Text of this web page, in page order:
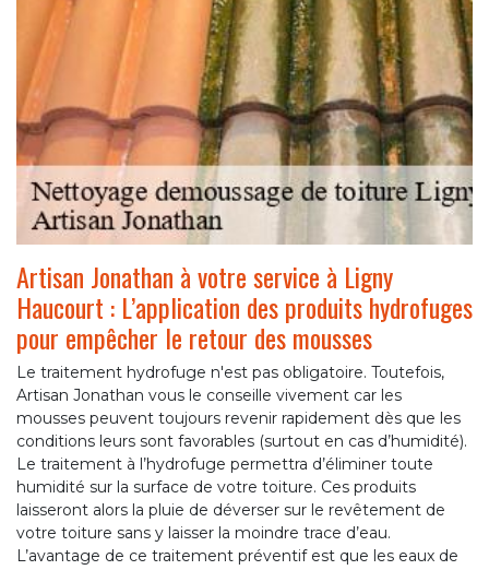
Artisan Jonathan à votre service à Ligny
Haucourt : L’application des produits hydrofuges
pour empêcher le retour des mousses
Le traitement hydrofuge n'est pas obligatoire. Toutefois,
Artisan Jonathan vous le conseille vivement car les
mousses peuvent toujours revenir rapidement dès que les
conditions leurs sont favorables (surtout en cas d’humidité).
Le traitement à l’hydrofuge permettra d’éliminer toute
humidité sur la surface de votre toiture. Ces produits
laisseront alors la pluie de déverser sur le revêtement de
votre toiture sans y laisser la moindre trace d’eau.
L’avantage de ce traitement préventif est que les eaux de